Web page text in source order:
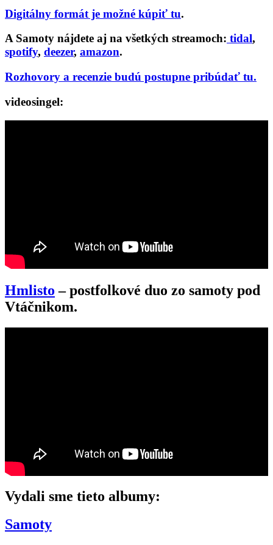
Digitálny formát je možné kúpiť tu.
A Samoty nájdete aj na všetkých streamoch: tidal,
spotify, deezer, amazon.
Rozhovory a recenzie budú postupne pribúdať tu.
videosingel:
Hmlisto – postfolkové duo zo samoty pod
Vtáčnikom.
Vydali sme tieto albumy:
Samoty